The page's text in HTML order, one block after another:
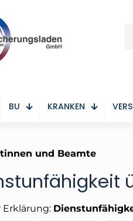
BU KRANKEN
und Beamte
Erklärung: